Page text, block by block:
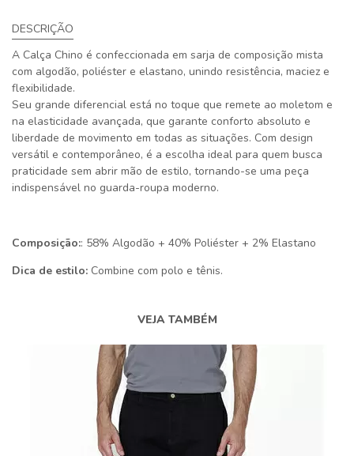
DESCRIÇÃO
A Calça Chino é confeccionada em sarja de composição mista
com algodão, poliéster e elastano, unindo resistência, maciez e
flexibilidade.
Seu grande diferencial está no toque que remete ao moletom e
na elasticidade avançada, que garante conforto absoluto e
liberdade de movimento em todas as situações. Com design
versátil e contemporâneo, é a escolha ideal para quem busca
praticidade sem abrir mão de estilo, tornando-se uma peça
indispensável no guarda-roupa moderno.
Composição:: 58% Algodão + 40% Poliéster + 2% Elastano
Dica de estilo: Combine com polo e tênis.
VEJA TAMBÉM